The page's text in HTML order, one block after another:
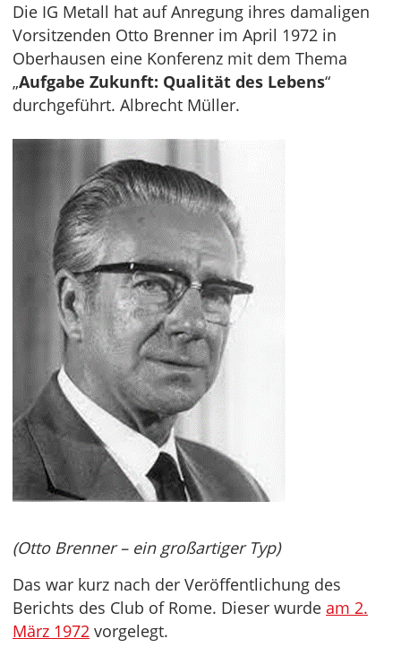
Die IG Metall hat auf Anregung ihres damaligen
Vorsitzenden Otto Brenner im April 1972 in
Oberhausen eine Konferenz mit dem Thema
„Aufgabe Zukunft: Qualität des Lebens“
durchgeführt. Albrecht Müller.
(Otto Brenner – ein großartiger Typ)
Das war kurz nach der Veröffentlichung des
Berichts des Club of Rome. Dieser wurde am 2.
März 1972 vorgelegt.